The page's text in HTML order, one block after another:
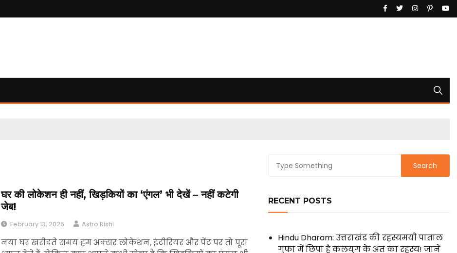
घर की लोकेशन ही नहीं, खिड़कियों का ‘एंगल’ भी देखें – नहीं कटेगी
जेब!
February 13, 2026 Astro Rishi
नया घर खरीदते समय हम अक्सर लोकेशन, इंटीरियर और पेंट पर तो पूरा
RECENT POSTS
Hindu Dharam: उत्तराखंड की रहस्यमयी पाताल
गुफा में छिपा है कलयुग के अंत का रहस्य! जानें